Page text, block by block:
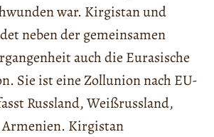
war. Kirgistan und
neben der gemeinsamen
auch die Eurasische
Sie ist eine Zollunion nach EU-
Russland, Weißrussland,
Armenien. Kirgistan